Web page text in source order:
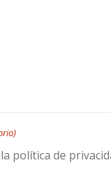
política de